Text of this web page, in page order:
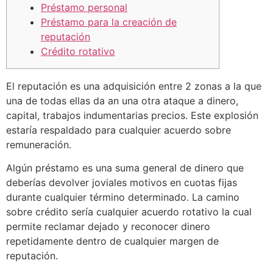
Préstamo personal
Préstamo para la creación de
reputación
Crédito rotativo
El reputación es una adquisición entre 2 zonas a la que
una de todas ellas da an una otra ataque a dinero,
capital, trabajos indumentarias precios. Este explosión
estaría respaldado para cualquier acuerdo sobre
remuneración.
Algún préstamo es una suma general de dinero que
deberías devolver joviales motivos en cuotas fijas
durante cualquier término determinado. La camino
sobre crédito serí­a cualquier acuerdo rotativo la cual
permite reclamar dejado y reconocer dinero
repetidamente dentro de cualquier margen de
reputación.